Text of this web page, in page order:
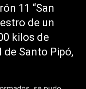
11 “San
de un
kilos de
Santo Pipó,